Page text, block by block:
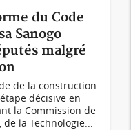
du Code
Sanogo
malgré
de la construction
décisive en
la Commission de
de la Technologie...